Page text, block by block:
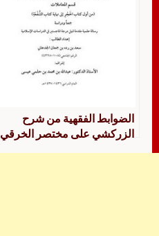
الضوابط الفقهية من شرح
الزركشي على مختصر الخرقي